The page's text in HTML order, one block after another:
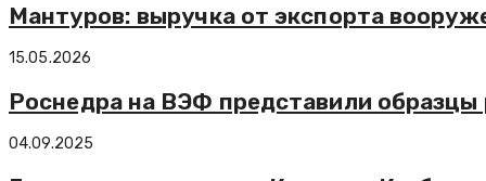
Мантуров: выручка от экспорта
15.05.2026
Роснедра на ВЭФ представили
04.09.2025